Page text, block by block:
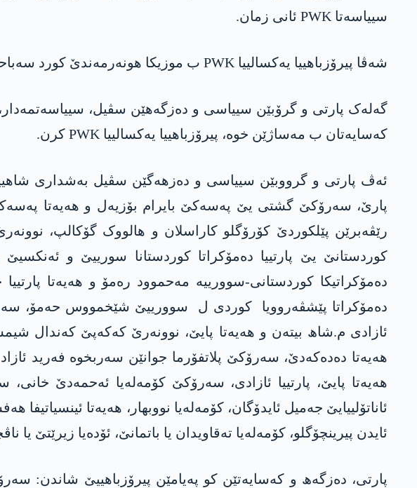
سییاسەتا PWK ئانی زمان.
شەڤا پیرۆزباھییا یەکسالییا PWK ب موزیکا ھونەرمەندێ کورد سەباحەدین خۆجە و ھونەرمەندێ کورد عیرفان کورەکەن ب جۆشەکە مەزن دەرباس بوو.
گەلەک پارتی و گرۆبێن سییاسی و دەزگەھێن سڤیل،
کەسایەتان ب مەساژێن خوە، پیرۆزباھییا یەکسالییا PWK کرن.
پارێ، سەرۆکێ گشتی یێ پەسەکێ بایرام بۆزیەل و ھەیەتا
رێڤەبرێن پێلکوردێ کۆرۆگلو کاراسلان و ھالووک گۆکالپ،
کوردستانێ یێ پارتییا دەمۆکراتا کوردستانا سورییێ و
دەمۆکراتیکا کوردستانی-سوورییە مەحموود رەمۆ و ھەیەتا
دەمۆکراتا پێشڤەروویا کوردی ل سوورییێ شێخمووس حەمۆ،
ئازادی م.شاھ بیتەن و ھەیەتا پایێ، نوونەرێ کەکەپێ کەندال
ھەیەتا دەدەکەدێ، سەرۆکێ پلاتفۆرما جوانێن سەربخوە فەرید
ھەیەتا پایێ، پارتییا ئازادی، سەرۆکێ کۆمەلەیا ئەحمەدێ
ئایدن پیرینچۆگلو، کۆمەلەیا تەقاویدان یا باتمانێ، ئۆدەیا زیرێتێ یا
پارتی، دەزگەھ و کەسایەتێن کو پەیامێن پیرۆزباھییێ شاندن: